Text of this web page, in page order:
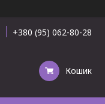
+380 (95) 062-80-28
Кошик